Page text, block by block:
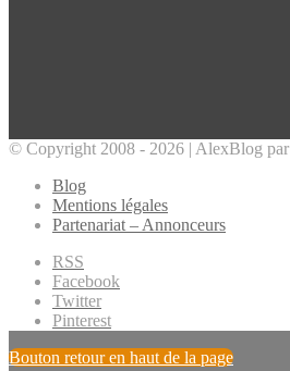
© Copyright 2008 - 2026 | AlexBlog par
Blog
Mentions légales
Partenariat – Annonceurs
RSS
Facebook
Twitter
Pinterest
Bouton retour en haut de la page